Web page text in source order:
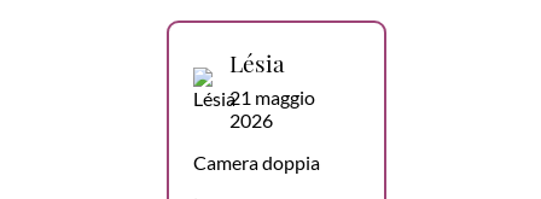
Lésia
21 maggio
2026
Camera doppia